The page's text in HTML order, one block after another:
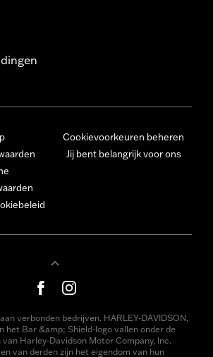
Cookievoorkeuren beheren
Jij bent belangrijk voor ons
verbonden bedrijven. HARLEY-DAVIDSON,
het Bar &amp; Shield-logo vallen onder de
Harley-Davidson Motor Company, Inc.
van derden zijn het eigendom van hun